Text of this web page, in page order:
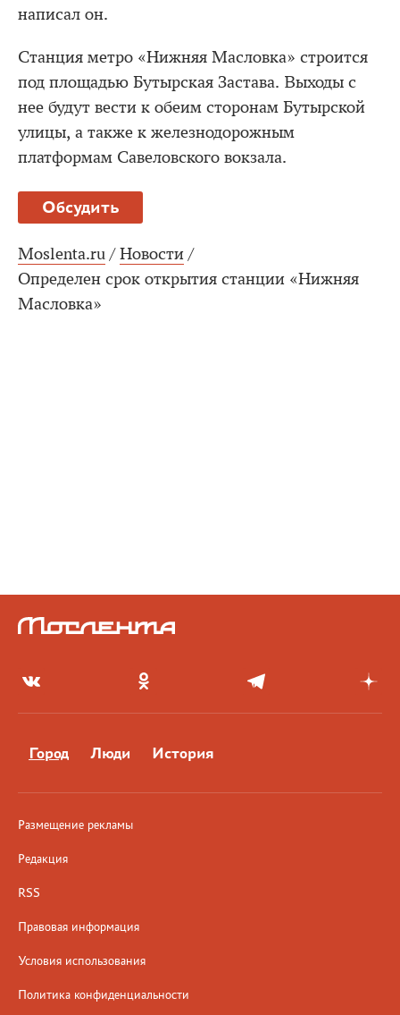
написал он.
Станция метро «Нижняя Масловка» строится
под площадью Бутырская Застава. Выходы с
нее будут вести к обеим сторонам Бутырской
улицы, а также к железнодорожным
платформам Савеловского вокзала.
Обсудить
Moslenta.ru / Новости /
Определен срок открытия станции «Нижняя
Масловка»
Город Люди История
Размещение рекламы
Редакция
RSS
Правовая информация
Условия использования
Политика конфиденциальности